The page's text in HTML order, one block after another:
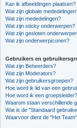
Kan ik afbeeldingen plaatsen?
Wat zijn globale
Wat zijn mededelingen?
Wat zijn sticky onderwerpen?
Wat zijn gesloten
Wat zijn onderwerpiconen?
Gebruikers en
Wat zijn Beheerders?
Wat zijn Moderators?
Wat zijn gebruikersgroepen?
Hoe word ik lid van een
Hoe word ik een groepsleider?
Waarom staan verschillende
Wat is de "Standaard
Waarvoor dient de "Het